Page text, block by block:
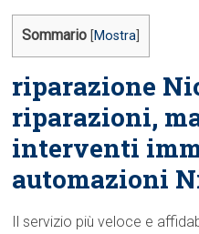
Sommario Mostra
riparazione
riparazioni,
interventi
automazioni
Il servizio più veloce e